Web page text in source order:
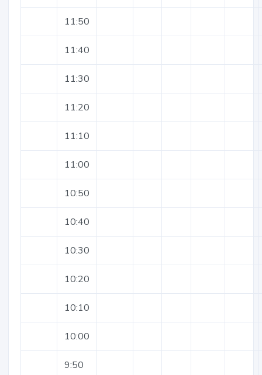
11:50
11:40
11:30
11:20
11:10
11:00
10:50
10:40
10:30
10:20
10:10
10:00
9:50